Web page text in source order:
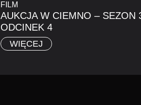
FILM
AUKCJA W CIEMNO – SEZON
ODCINEK 4
WIĘCEJ